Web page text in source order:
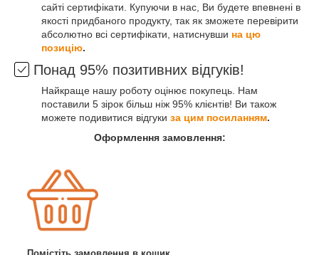
сайті сертифікати. Купуючи в нас, Ви будете впевнені в
якості придбаного продукту, так як зможете перевірити
абсолютно всі сертифікати, натиснувши на цю
позицію.
Понад 95% позитивних відгуків!
Найкраще нашу роботу оцінює покупець. Нам
поставили 5 зірок більш ніж 95% клієнтів! Ви також
можете подивитися відгуки за цим посиланням.
Оформлення замовлення: